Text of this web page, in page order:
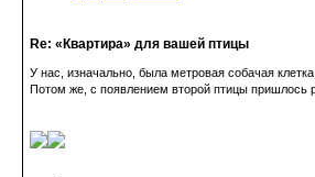
Re: «Квартира» для вашей птицы
У нас, изначально, была метровая собачая клетка.
Потом же, с появлением второй птицы пришлось